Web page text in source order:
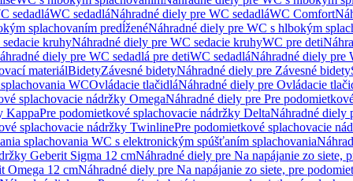
sedadláWC sedadláNáhradné diely pre WC sedadláWC Comfort
splachovaním predĺženéNáhradné diely pre WC s hlbokým
kruhyNáhradné diely pre WC sedacie kruhyWC pre deti
diely pre WC sedadlá pre detiWC sedadláNáhradné diely pre
materiálBidetyZávesné bidetyNáhradné diely pre Závesné bidety
WCOvládacie tlačidláNáhradné diely pre Ovládacie
splachovacie nádržky OmegaNáhradné diely pre Pre
KappaPre podomietkové splachovacie nádržky DeltaNáhradné diely
splachovacie nádržky TwinlinePre podomietkové splachovacie
splachovania WC s elektronickým spúšťaním splachovania
Geberit Sigma 12 cmNáhradné diely pre Na napájanie zo siete,
Omega 12 cmNáhradné diely pre Na napájanie zo siete, pre